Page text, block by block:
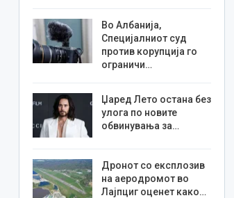
Во Албанија,
Специјалниот суд
против корупција го
ограничи…
Џаред Лето остана без
улога по новите
обвинувања за…
Дронот со експлозив
на аеродромот во
Лајпциг оценет како…